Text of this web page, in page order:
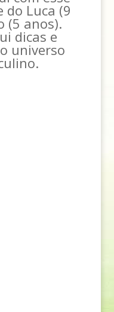
do Luca (9
(5 anos).
dicas e
universo